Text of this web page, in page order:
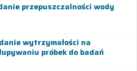
przepuszczalności wody
wytrzymałości na
próbek do badań